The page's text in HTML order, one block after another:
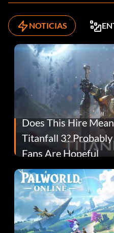
NOTICIAS
Does This Hire
Titanfall 3?
Fans Are Hopeful